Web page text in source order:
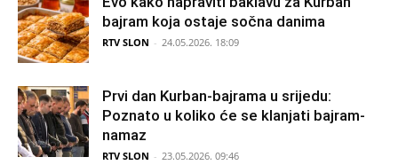
bajram koja ostaje sočna danima
RTV SLON - 24.05.2026. 18:09
Prvi dan Kurban-bajrama u srijedu:
Poznato u koliko će se klanjati bajram-
namaz
RTV SLON - 23.05.2026. 09:46